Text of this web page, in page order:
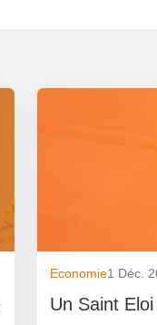
Economie1 Déc.
Un Saint